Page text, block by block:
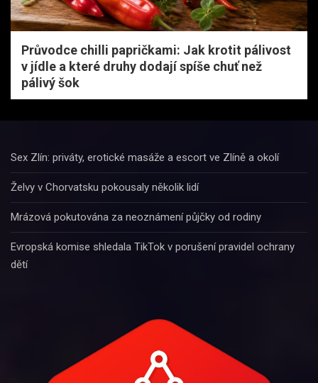
Průvodce chilli papričkami: Jak krotit pálivost
v jídle a které druhy dodají spíše chuť než
pálivý šok
Sex Zlín: priváty, erotické masáže a escort ve Zlíně a okolí
Želvy v Chorvatsku pokousaly několik lidí
Mrázová pokutována za neoznámení půjčky od rodiny
Evropská komise shledala TikTok v porušení pravidel ochrany
dětí